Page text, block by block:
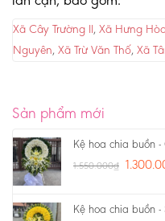
Xã Cây Trường II, Xã Hưng
Nguyên, Xã Trừ Văn Thố, Xã
Sản phẩm mới
Kệ hoa chia buồn -
1.550.000₫
Kệ hoa chia buồn -